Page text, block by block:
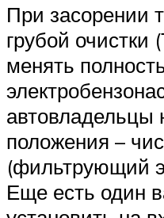
При засорении
грубой
менять
автовладельцы
положения –
(фильтрующий
Еще есть один